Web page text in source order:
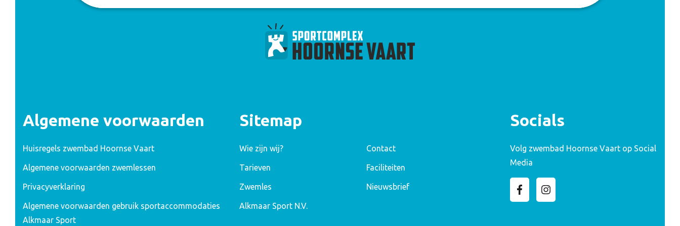
Algemene voorwaarden
Huisregels zwembad Hoornse Vaart
Algemene voorwaarden zwemlessen
Privacyverklaring
Algemene voorwaarden gebruik sportaccommodaties
Alkmaar Sport
Sitemap
Wie zijn wij? Contact
Tarieven Faciliteiten
Zwemles Nieuwsbrief
Alkmaar Sport N.V.
Socials
Volg zwembad Hoornse Vaart op Social
Media